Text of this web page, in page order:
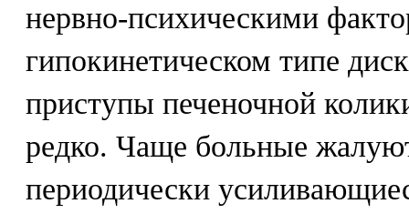
нервно-психическими
гипокинетическом типе
приступы печеночной
редко. Чаще больные
периодически